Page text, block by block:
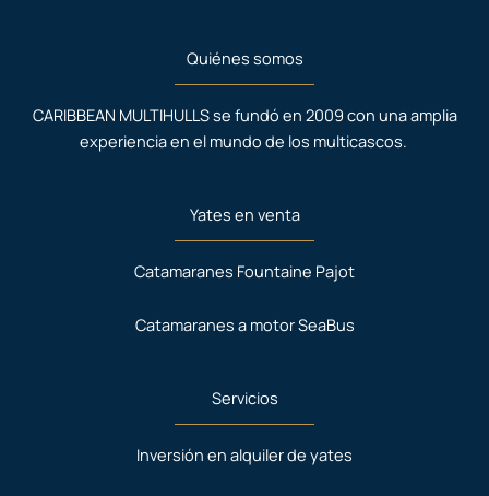
Quiénes somos
CARIBBEAN MULTIHULLS se fundó en 2009 con una amplia
experiencia en el mundo de los multicascos.
Yates en venta
Catamaranes Fountaine Pajot
Catamaranes a motor SeaBus
Servicios
Inversión en alquiler de yates